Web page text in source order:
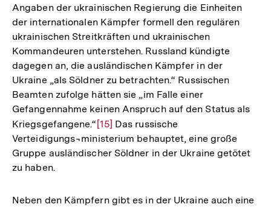
Angaben der ukrainischen Regierung die Einheiten
der internationalen Kämpfer formell den regulären
ukrainischen Streitkräften und ukrainischen
Kommandeuren unterstehen. Russland kündigte
dagegen an, die ausländischen Kämpfer in der
Ukraine „als Söldner zu betrachten.“ Russischen
Beamten zufolge hätten sie „im Falle einer
Gefangennahme keinen Anspruch auf den Status als
Kriegsgefangene.“ Zur
Auflösung
der
[15] Das russische
Verteidigungs¬ministerium behauptet, eine große
Gruppe ausländischer Söldner in der Ukraine getötet
zu haben.
Neben den Kämpfern gibt es in der Ukraine auch eine